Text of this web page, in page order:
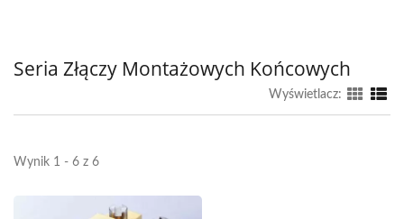
Seria Złączy Montażowych Końcowych
Wyświetlacz:
Wynik 1 - 6 z 6